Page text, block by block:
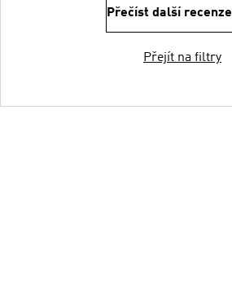
Přečíst další recenze
Přejít na filtry